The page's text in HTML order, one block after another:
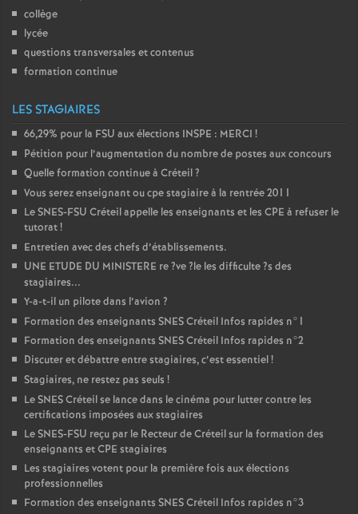
collège
lycée
questions transversales et contenus
formation continue
LES STAGIAIRES
66,29% pour la FSU aux élections INSPE : MERCI !
Pétition pour l’augmentation du nombre de postes aux concours
Quelle formation continue à Créteil?
Vous serez enseignant ou cpe stagiaire à la rentrée 2011
LeSNES-FSU Créteil appelle les enseignants et les CPE à refuser le
tutorat!
Entretien avec des chefs d’établissements.
UNE ETUDE DU MINISTERE re?ve?le les difficulte?s des
stagiaires...
Y-a-t-il un pilote dans l’avion ?
Formation des enseignants SNESCréteil Infos rapides n°1
Formation des enseignants SNESCréteil Infos rapides n°2
Discuter et débattre entre stagiaires, c’est essentiel!
Stagiaires, ne restez pas seuls !
LeSNESCréteil se lance dans le cinéma pour lutter contre les
certifications imposées aux stagiaires
LeSNES-FSU reçu par le Recteur de Créteil sur la formation des
enseignants etCPE stagiaires
Les stagiaires votent pour la première fois aux élections
professionnelles
Formation des enseignants SNESCréteil Infos rapides n°3